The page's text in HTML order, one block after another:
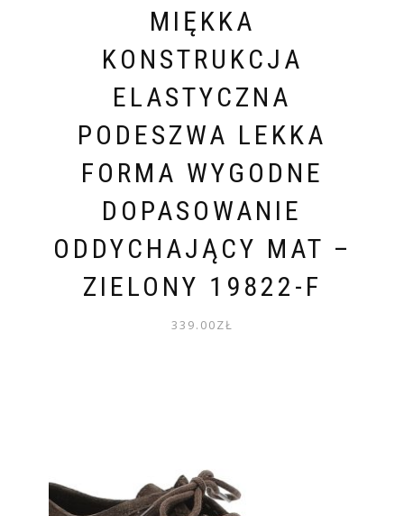
MIĘKKA
KONSTRUKCJA
ELASTYCZNA
PODESZWA LEKKA
FORMA WYGODNE
DOPASOWANIE
ODDYCHAJĄCY MAT –
ZIELONY 19822-F
339.00ZŁ